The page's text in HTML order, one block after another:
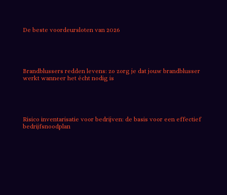
De beste voordeursloten van 2026
Brandblussers redden levens: zo zorg je dat jouw brandblusser
werkt wanneer het écht nodig is
Risico inventarisatie voor bedrijven: de basis voor een effectief
bedrijfsnoodplan